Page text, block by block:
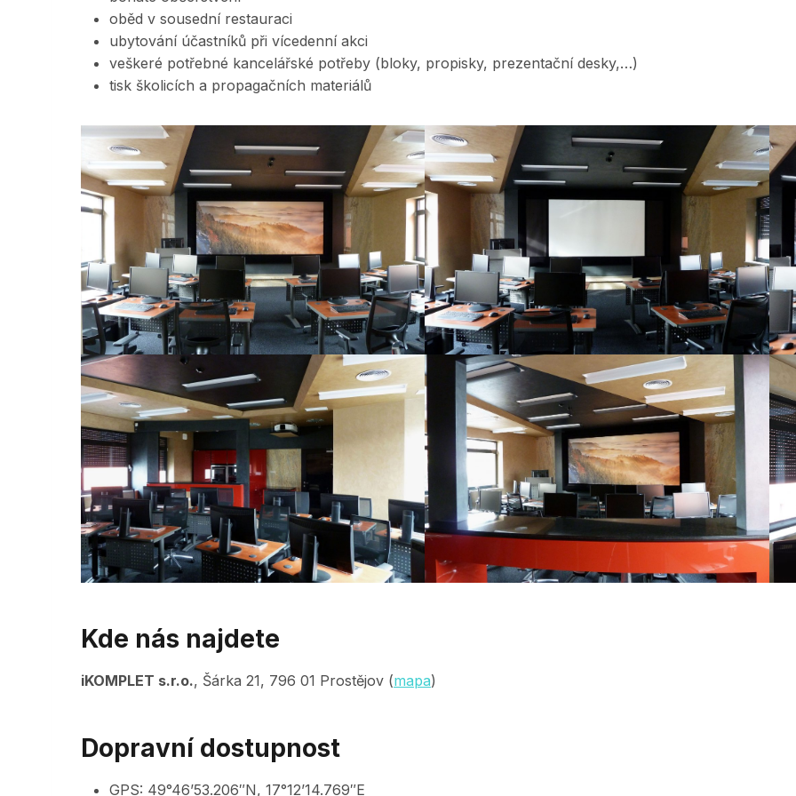
oběd v sousední restauraci
ubytování účastníků při vícedenní akci
veškeré potřebné kancelářské potřeby (bloky, propisky, prezentační desky,…)
tisk školicích a propagačních materiálů
Kde nás najdete
iKOMPLET s.r.o., Šárka 21, 796 01 Prostějov (mapa)
Dopravní dostupnost
GPS: 49°46’53.206″N, 17°12’14.769″E